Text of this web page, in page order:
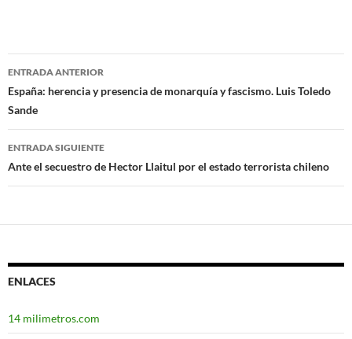
Navegación
de
entradas
ENTRADA ANTERIOR
España: herencia y presencia de monarquía y fascismo. Luis Toledo
Sande
ENTRADA SIGUIENTE
Ante el secuestro de Hector Llaitul por el estado terrorista chileno
ENLACES
14 milimetros.com